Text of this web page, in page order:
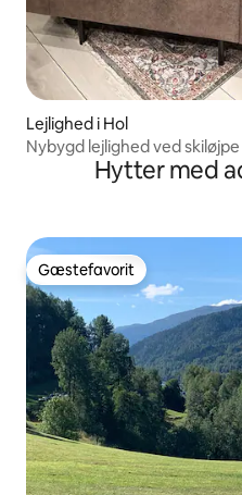
Lejlighed i Hol
Nybygd lejlighed ved
Hytter med
Gæstefavorit
Gæstefavorit